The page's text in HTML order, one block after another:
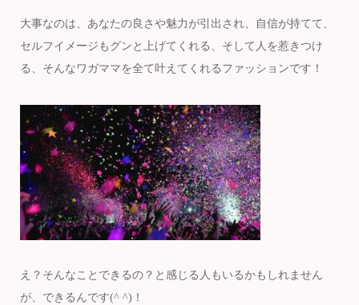
大事なのは、 あなたの良さや魅力が引出され、自信が持てて、
セルフイメージもグンと上げてくれる、そして人を惹きつけ
る、そんなワガママを全て叶えてくれるファッションです！
え？そんなことできるの？と感じる人もいるかもしれません
が、できるんです(^ ^)！